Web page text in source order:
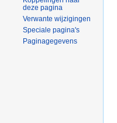
deze pagina
Verwante wijzigingen
Speciale pagina's
Paginagegevens